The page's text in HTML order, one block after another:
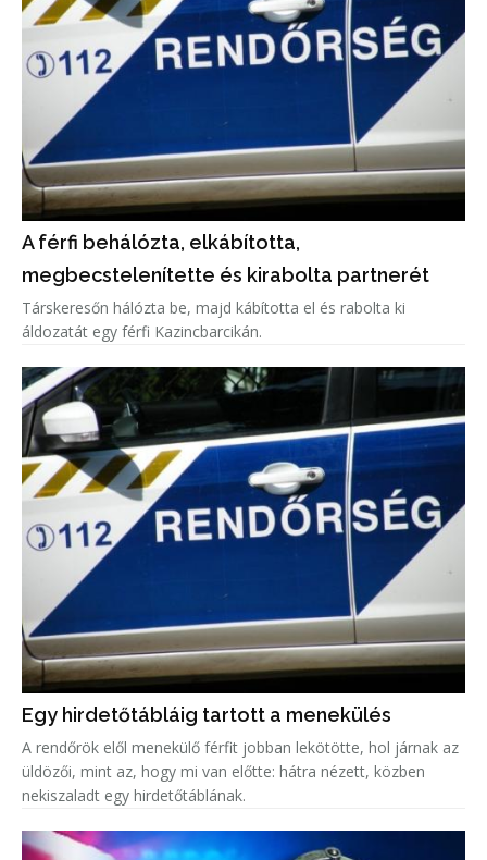
A férfi behálózta, elkábította,
megbecstelenítette és kirabolta partnerét
Társkeresőn hálózta be, majd kábította el és rabolta ki
áldozatát egy férfi Kazincbarcikán.
Egy hirdetőtábláig tartott a menekülés
A rendőrök elől menekülő férfit jobban lekötötte, hol járnak az
üldözői, mint az, hogy mi van előtte: hátra nézett, közben
nekiszaladt egy hirdetőtáblának.